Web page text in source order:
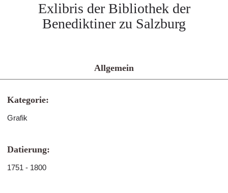
Exlibris der Bibliothek der
Benediktiner zu Salzburg
Allgemein
Kategorie:
Grafik
Datierung:
1751 - 1800